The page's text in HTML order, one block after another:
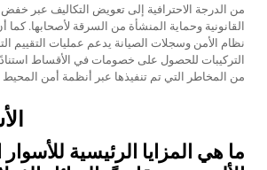
من الدرجة الاحترافية إلى تعويض التكاليف عبر
القانونية وحماية المنشأة من السرقة لأصحابها.
نظام الأمن وسجلات الصيانة يدعم عمليات التقييم
التركيبات للحصول على خصومات في الأقساط
من المخاطر التي تم تنفيذها عبر أنظمة أمن المحيط
ما هي المزايا الرئيسية